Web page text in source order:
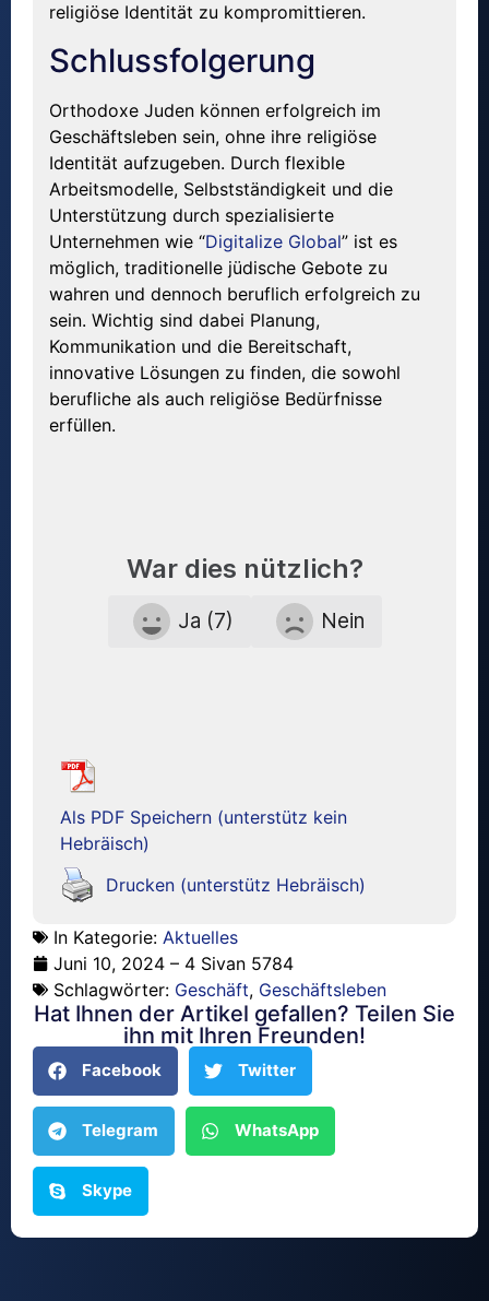
religiöse Identität zu kompromittieren.
Schlussfolgerung
Orthodoxe Juden können erfolgreich im
Geschäftsleben sein, ohne ihre religiöse
Identität aufzugeben. Durch flexible
Arbeitsmodelle, Selbstständigkeit und die
Unterstützung durch spezialisierte
Unternehmen wie “Digitalize Global” ist es
möglich, traditionelle jüdische Gebote zu
wahren und dennoch beruflich erfolgreich zu
sein. Wichtig sind dabei Planung,
Kommunikation und die Bereitschaft,
innovative Lösungen zu finden, die sowohl
berufliche als auch religiöse Bedürfnisse
erfüllen.
War dies nützlich?
Ja (7) Nein
Als PDF Speichern (unterstütz kein
Hebräisch)
Drucken (unterstütz Hebräisch)
In Kategorie: Aktuelles
Juni 10, 2024 – 4 Sivan 5784
Schlagwörter: Geschäft, Geschäftsleben
Hat Ihnen der Artikel gefallen? Teilen Sie
ihn mit Ihren Freunden!
Facebook Twitter
Telegram WhatsApp
Skype